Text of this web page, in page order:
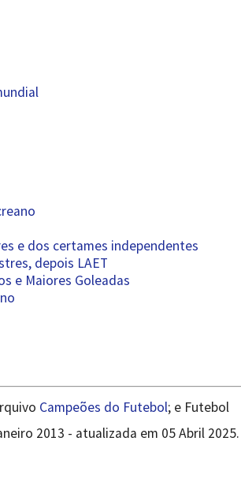
e dos certames independentes
depois LAET
e Maiores Goleadas
Campeões do Futebol; e Futebol
2013 - atualizada em 05 Abril 2025.